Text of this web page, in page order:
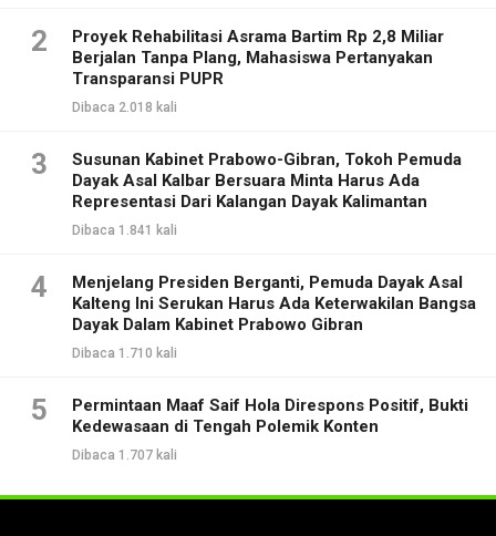
2
Proyek Rehabilitasi Asrama Bartim Rp 2,8 Miliar
Berjalan Tanpa Plang, Mahasiswa Pertanyakan
Transparansi PUPR
Dibaca 2.018 kali
3
Susunan Kabinet Prabowo-Gibran, Tokoh Pemuda
Dayak Asal Kalbar Bersuara Minta Harus Ada
Representasi Dari Kalangan Dayak Kalimantan
Dibaca 1.841 kali
4
Menjelang Presiden Berganti, Pemuda Dayak Asal
Kalteng Ini Serukan Harus Ada Keterwakilan Bangsa
Dayak Dalam Kabinet Prabowo Gibran
Dibaca 1.710 kali
5
Permintaan Maaf Saif Hola Direspons Positif, Bukti
Kedewasaan di Tengah Polemik Konten
Dibaca 1.707 kali